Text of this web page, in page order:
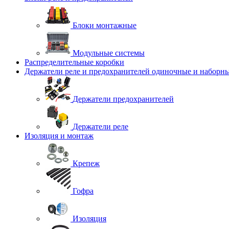
Блоки монтажные
Модульные системы
Распределительные коробки
Держатели реле и предохранителей одиночные и
Держатели предохранителей
Держатели реле
Изоляция и монтаж
Крепеж
Гофра
Изоляция